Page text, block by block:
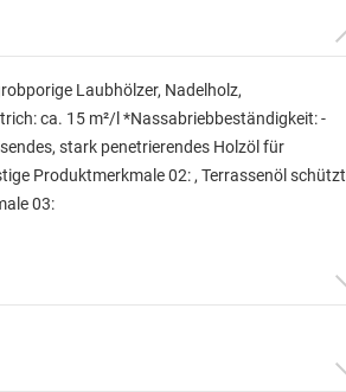
Laubhölzer, Nadelholz,
ca. 15 m²/l *Nassabriebbeständigkeit: -
stark penetrierendes Holzöl für
Produktmerkmale 02: , Terrassenöl schützt
03: